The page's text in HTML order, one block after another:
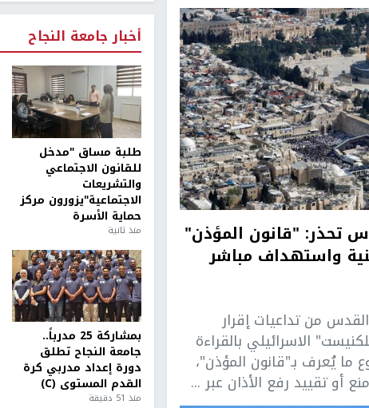
تحذر: "قانون المؤذن"
واستهداف مباشر
من تداعيات إقرار
الاسرائيلي بالقراءة
ما يُعرف بـ"قانون المؤذن"،
أو تقييد رفع الأذان عبر ...
أخبار جامعة النجاح
طلبة مساق "مدخل
للقانون الاجتماعي
والتشريعات
الاجتماعية"يزورون مركز
حماية الأسرة
منذ ثانية
بمشاركة 25 مدرباً..
جامعة النجاح تطلق
دورة إعداد مدربي كرة
القدم المستوى (C)
منذ 51 دقيقة